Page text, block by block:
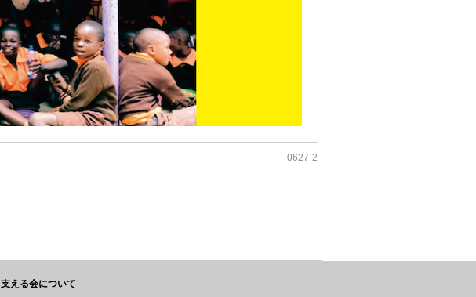
0627-2
支える会について